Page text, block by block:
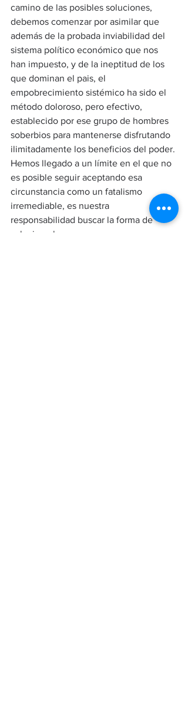
camino de las posibles soluciones,
debemos comenzar por asimilar que
además de la probada inviabilidad del
sistema político económico que nos
han impuesto, y de la ineptitud de los
que dominan el pais, el
empobrecimiento sistémico ha sido el
método doloroso, pero efectivo,
establecido por ese grupo de hombres
soberbios para mantenerse disfrutando
ilimitadamente los beneficios del poder.
Hemos llegado a un límite en el que no
es posible seguir aceptando esa
circunstancia como un fatalismo
irremediable, es nuestra
responsabilidad buscar la forma de
solucionarlo.